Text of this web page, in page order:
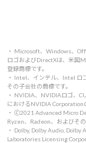
・ Microsoft、Windows、
ロゴおよびDirectXは、米国
登録商標です。
・ Intel、インテル、Intel ロ
その子会社の商標です。
・ NVIDIA、NVIDIAロゴ、
におけるNVIDIA Corporation
・ 🄫2021 Advanced Micro
Ryzen、Radeon、およびそ
・ Dolby, Dolby Audio,
Laboratories Licensing